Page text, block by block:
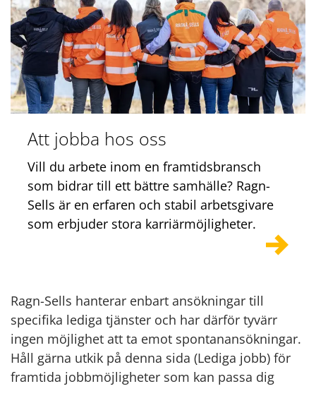
Att jobba hos oss
Vill du arbete inom en framtidsbransch
som bidrar till ett bättre samhälle? Ragn-
Sells är en erfaren och stabil arbetsgivare
som erbjuder stora karriärmöjligheter.
Ragn-Sells hanterar enbart ansökningar till
specifika lediga tjänster och har därför tyvärr
ingen möjlighet att ta emot spontanansökningar.
Håll gärna utkik på denna sida (Lediga jobb) för
framtida jobbmöjligheter som kan passa dig